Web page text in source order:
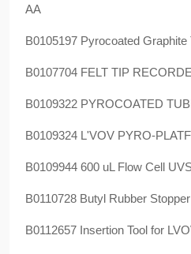
AA
B0105197 Pyrocoated
B0107704 FELT TIP
B0109322 PYROCOATED
B0109324 L'VOV PYRO-
B0109944 600 uL Flow Cell
B0110728 Butyl Rubber
B0112657 Insertion Tool for